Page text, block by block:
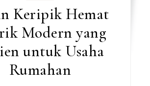
Keripik Hemat
Modern yang
untuk Usaha
Rumahan